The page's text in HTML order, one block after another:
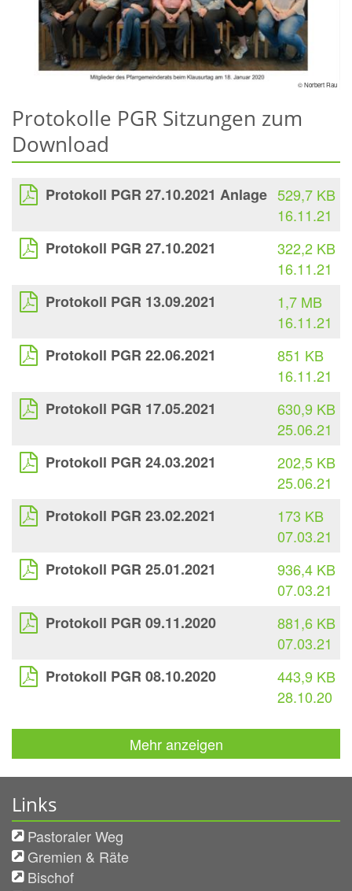
© Norbert Rau
Protokolle PGR Sitzungen zum
Download
Protokoll PGR 27.10.2021 Anlage 529,7 KB
16.11.21
Protokoll PGR 27.10.2021
322,2 KB
16.11.21
Protokoll PGR 13.09.2021
1,7 MB
16.11.21
Protokoll PGR 22.06.2021
851 KB
16.11.21
Protokoll PGR 17.05.2021
630,9 KB
25.06.21
Protokoll PGR 24.03.2021
202,5 KB
25.06.21
Protokoll PGR 23.02.2021
173 KB
07.03.21
Protokoll PGR 25.01.2021
936,4 KB
07.03.21
Protokoll PGR 09.11.2020
881,6 KB
07.03.21
Protokoll PGR 08.10.2020
443,9 KB
28.10.20
Mehr anzeigen
Links
Pastoraler Weg
Gremien & Räte
Bischof